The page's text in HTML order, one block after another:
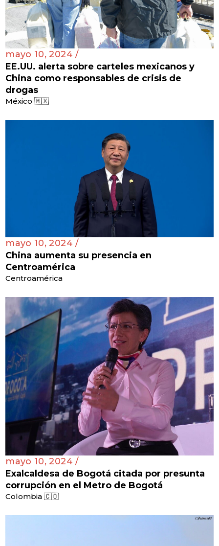
mayo 10, 2024 /
EE.UU. alerta sobre carteles mexicanos y
China como responsables de crisis de
drogas
México 🇲🇽
mayo 10, 2024 /
China aumenta su presencia en
Centroamérica
Centroamérica
mayo 10, 2024 /
Exalcaldesa de Bogotá citada por presunta
corrupción en el Metro de Bogotá
Colombia 🇨🇴